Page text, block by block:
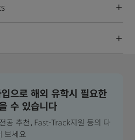
으로 해외 유학시 필요한
수 있습니다
공 추천, Fast-Track지원 등의 다
보세요